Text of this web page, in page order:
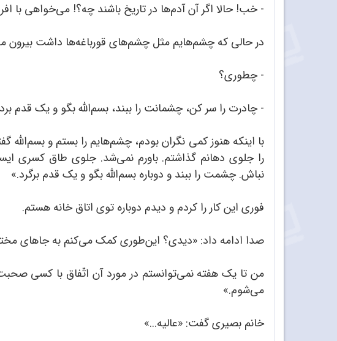
- خب! حالا اگر آن آدم‌ها در تاریخ باشند چه؟! می‌خواهی با
در حالی که چشم‌هایم مثل چشم‌های قورباغه‌ها داشت بیرون
- چطوری؟
- چادرت را سر کن، چشمانت را ببند، بسم‌الله بگو و یک قدم
با اینکه هنوز کمی نگران بودم، چشم‌هایم را بستم و
را جلوی دهانم گذاشتم. باورم نمی‌شد. جلوی طاق کسری
نباش. چشمت را ببند و دوباره بسم‌الله بگو و یک قدم برگرد.»
فوری این کار را کردم و دیدم دوباره توی اتاق خانه هستم.
صدا ادامه داد: «دیدی؟ این‌طوری کمک می‌کنم به جاهای
من تا یک هفته نمی‌توانستم در مورد آن اتّفاق با کسی
می‌شوم.»
خانم بصیری گفت: «عالیه...»